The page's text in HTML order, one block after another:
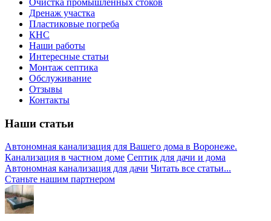
Очистка промышленных стоков
Дренаж участка
Пластиковые погреба
КНС
Наши работы
Интересные статьи
Монтаж септика
Обслуживание
Отзывы
Контакты
Наши статьи
Автономная канализация для Вашего дома в Воронеже.
Канализация в частном доме Септик для дачи и дома
Автономная канализация для дачи Читать все статьи...
Станьте нашим партнером